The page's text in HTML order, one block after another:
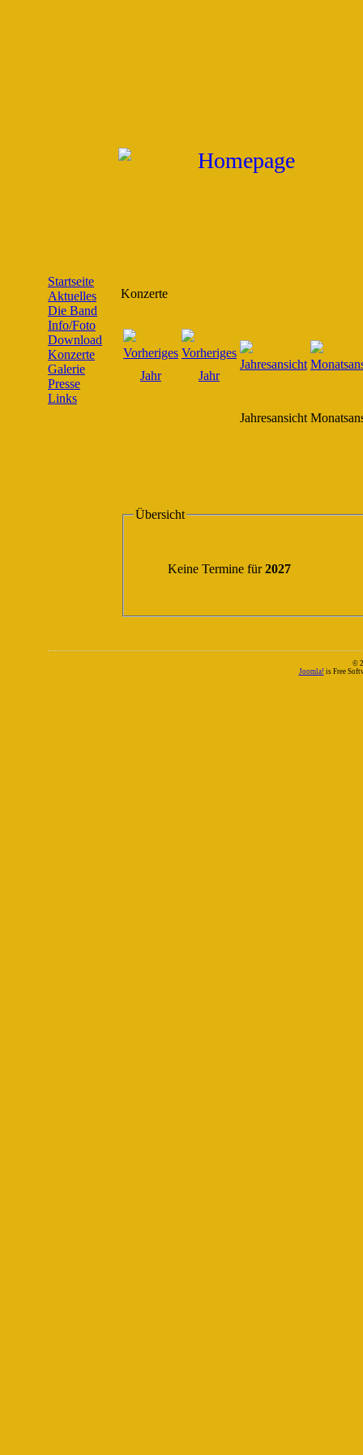
Startseite
Aktuelles
Die Band
Info/Foto
Download
Konzerte
Galerie
Presse
Links
Konzerte
Jahresansicht
Übersicht
Keine Termine für2027
©
Joomla! is Free